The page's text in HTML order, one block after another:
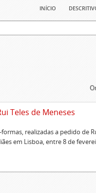
início
Teles de Meneses
realizadas a pedido de
em Lisboa, entre 8 de